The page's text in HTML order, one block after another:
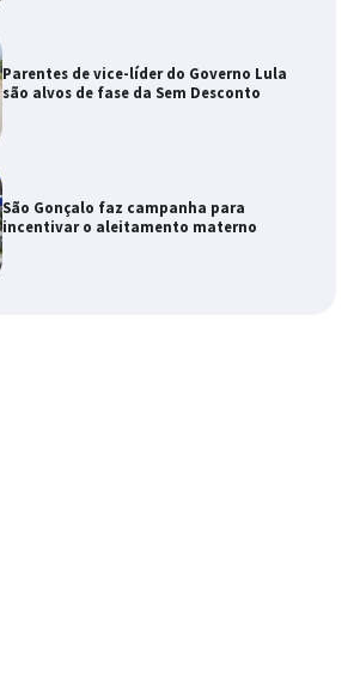
Parentes de vice-líder do Governo Lula
são alvos de fase da Sem Desconto
São Gonçalo faz campanha para
incentivar o aleitamento materno